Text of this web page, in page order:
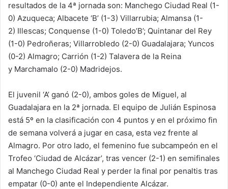
resultados de la 4ª jornada son: Manchego Ciudad Real (1-
0) Azuqueca; Albacete ‘B’ (1-3) Villarrubia; Almansa (1-
2) Illescas; Conquense (1-0) Toledo’B’; Quintanar del Rey
(1-0) Pedroñeras; Villarrobledo (2-0) Guadalajara; Yuncos
(0-2) Almagro; Carrión (1-2) Talavera de la Reina
y Marchamalo (2-0) Madridejos.
El juvenil ‘A’ ganó (2-0), ambos goles de Miguel, al
Guadalajara en la 2ª jornada. El equipo de Julián Espinosa
está 5º en la clasificación con 4 puntos y en el próximo fin
de semana volverá a jugar en casa, esta vez frente al
Almagro. Por otro lado, el femenino fue subcampeón en el
Trofeo ‘Ciudad de Alcázar’, tras vencer (2-1) en semifinales
al Manchego Ciudad Real y perder la final por penaltis tras
empatar (0-0) ante el Independiente Alcázar.